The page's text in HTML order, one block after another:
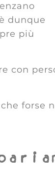
dunque
più
con
forse